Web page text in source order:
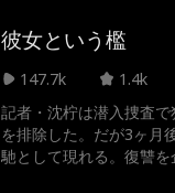
巻く中、彼の逆襲が始ま
彼女という檻
147.7k
1.4k
記者・沈柠は潜入捜査
を排除した。だが3ヶ月
馳として現れる。復讐を